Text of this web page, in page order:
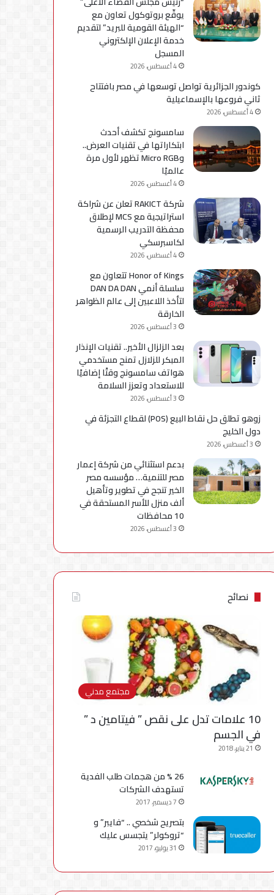
يوقّع بروتوكول تعاون مع
“الهيئة القومية للبريد” لتقديم
خدمة الإعلان الإلكتروني
المسجل
4 أغسطس، 2026
كوندور الجزائرية تواصل توسعها في مصر بافتتاح
ثاني فروعها بالإسماعيلية
4 أغسطس، 2026
سامسونج تكشف أحدث
ابتكاراتها في تقنيات العرض..
وMicro RGB تظهر لأول مرة
عالميًا
4 أغسطس، 2026
شركة RAKICT تعلن عن شراكة
استراتيجية مع MCS لإطلاق
محفظة التدريب الرسمية
لكاسبرسكي
4 أغسطس، 2026
Honor of Kings تتعاون مع
سلسلة أنمي DAN DA DAN
لتأخذ اللاعبين إلى عالم الظواهر
الخارقة
3 أغسطس، 2026
بعد الزلزال الأخير.. تقنيات الإنذار
المبكر للزلازل تمنح مستخدمي
هواتف سامسونج وقتًا إضافيًا
للاستعداد وتعزز السلامة
3 أغسطس، 2026
زوهو تطلق حل نقاط البيع (POS) لقطاع التجزئة في
دول الخليج
3 أغسطس، 2026
بدعم استثنائي من شركة إعمار
مصر للتنمية… مؤسسه مصر
الخير تنجح في تطوير وتأهيل
ألف منزل للأسر المستحقة في
10 محافظات
3 أغسطس، 2026
نصائح
مجتمع مدني
10 علامات تدل على نقص ” فيتامين د ”
في الجسم
21 يناير، 2018
26 % من هجمات طلب الفدية
تستهدف الشركات
7 ديسمبر، 2017
بتصريح شخصي .. “فايبر” و
“تروكولر” يتجسس عليك
31 يوليو، 2017